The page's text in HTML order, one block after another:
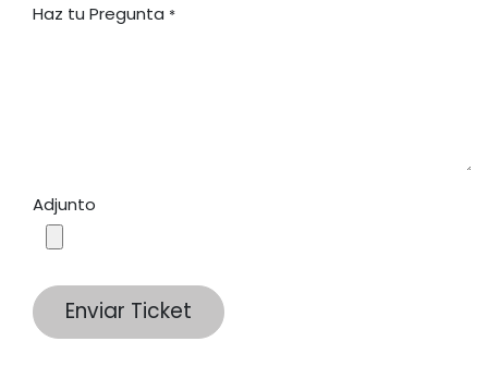
Haz tu Pregunta *
Adjunto
Enviar Ticket